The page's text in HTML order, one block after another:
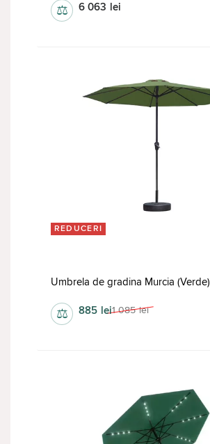
6 063 lei
⚖
REDUCERI
Umbrela de gradina Murcia (Verde)
1 085 lei
885 lei
⚖